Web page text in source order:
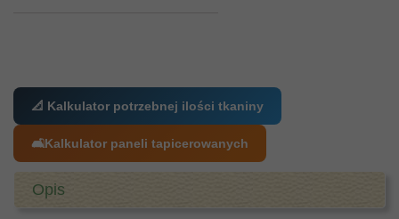
📐 Kalkulator potrzebnej ilości tkaniny
🛋️Kalkulator paneli tapicerowanych
Opis